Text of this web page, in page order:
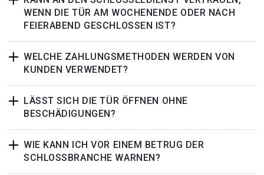
WENN DIE TÜR AM WOCHENENDE ODER NACH
FEIERABEND GESCHLOSSEN IST?
WELCHE ZAHLUNGSMETHODEN WERDEN VON
KUNDEN VERWENDET?
LÄSST SICH DIE TÜR ÖFFNEN OHNE
BESCHÄDIGUNGEN?
WIE KANN ICH VOR EINEM BETRUG DER
SCHLOSSBRANCHE WARNEN?